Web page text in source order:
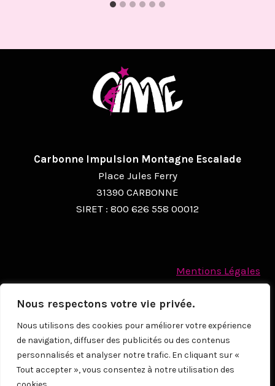
Nous respectons votre vie privée.
Nous utilisons des cookies pour améliorer votre expérience
de navigation, diffuser des publicités ou des contenus
personnalisés et analyser notre trafic. En cliquant sur «
Tout accepter », vous consentez à notre utilisation des
Carbonne Impulsion Montagne Escalade
Place Jules Ferry
31390 CARBONNE
SIRET : 800 626 558 00012
Mentions Légales
Politique des cookies
Protection des Données à caractère personnel
© 2026